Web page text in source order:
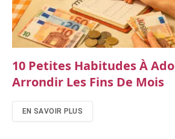
10 Petites Habitudes À
Arrondir Les Fins De Mois
EN SAVOIR PLUS